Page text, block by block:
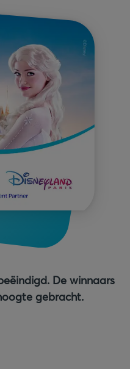
De winnaars
gebracht.